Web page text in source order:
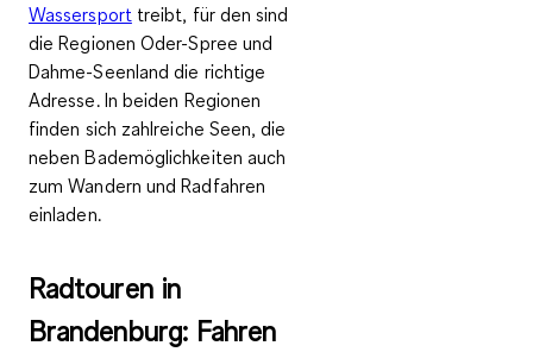
Wassersporttreibt, für den sind
die Regionen Oder-Spree und
Dahme-Seenland die richtige
Adresse. In beiden Regionen
finden sich zahlreiche Seen, die
neben Bademöglichkeiten auch
zum Wandern und Radfahren
einladen.
Radtouren in
Brandenburg: Fahren